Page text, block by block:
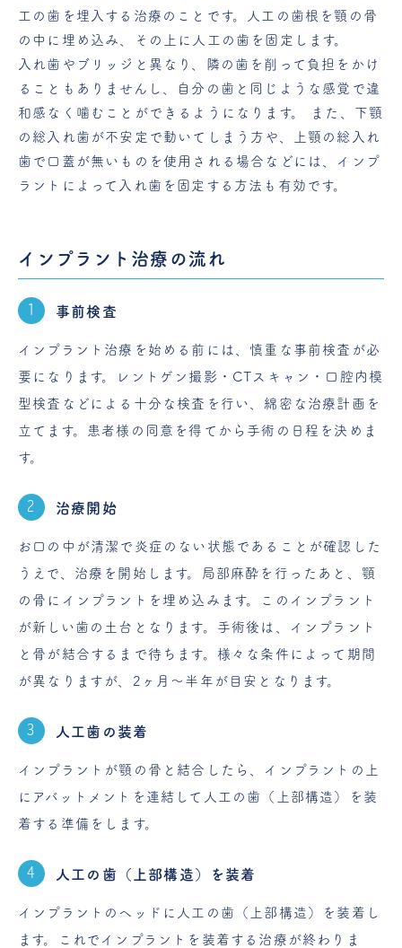
工の歯を埋入する治療のことです。人工の歯根を顎の骨
の中に埋め込み、その上に人工の歯を固定します。
入れ歯やブリッジと異なり、隣の歯を削って負担をかけ
ることもありませんし、自分の歯と同じような感覚で違
和感なく噛むことができるようになります。 また、下顎
の総入れ歯が不安定で動いてしまう方や、上顎の総入れ
歯で口蓋が無いものを使用される場合などには、インプ
ラントによって入れ歯を固定する方法も有効です。
インプラント治療の流れ
事前検査
インプラント治療を始める前には、慎重な事前検査が必
要になります。レントゲン撮影・CTスキャン・口腔内模
型検査などによる十分な検査を行い、綿密な治療計画を
立てます。患者様の同意を得てから手術の日程を決めま
す。
治療開始
お口の中が清潔で炎症のない状態であることが確認した
うえで、治療を開始します。局部麻酔を行ったあと、顎
の骨にインプラントを埋め込みます。このインプラント
が新しい歯の土台となります。手術後は、インプラント
と骨が結合するまで待ちます。様々な条件によって期間
が異なりますが、2ヶ月～半年が目安となります。
人工歯の装着
インプラントが顎の骨と結合したら、インプラントの上
にアバットメントを連結して人工の歯（上部構造）を装
着する準備をします。
人工の歯（上部構造）を装着
インプラントのヘッドに人工の歯（上部構造）を装着し
ます。これでインプラントを装着する治療が終わりま